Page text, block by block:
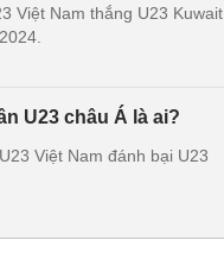
Việt Nam thắng U23 Kuwait
U23 châu Á là ai?
Việt Nam đánh bại U23